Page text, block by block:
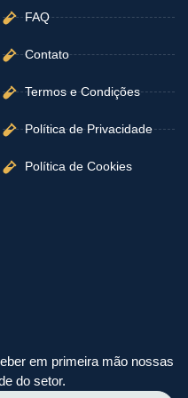
FAQ
Contato
Termos e Condições
Política de Privacidade
Política de Cookies
em primeira mão nossas
do setor.